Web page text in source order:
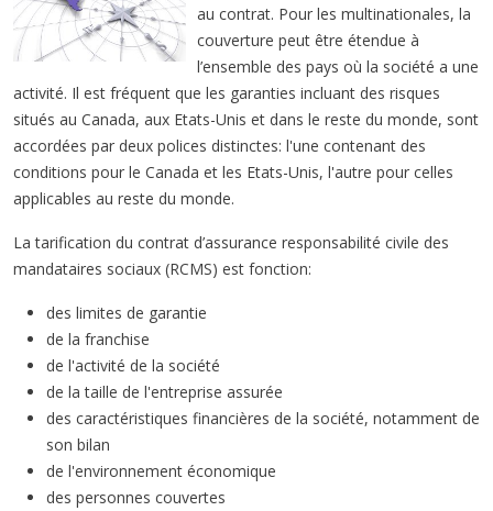
au contrat. Pour les multinationales, la
couverture peut être étendue à
l’ensemble des pays où la société a une
activité. Il est fréquent que les garanties incluant des risques
situés au Canada, aux Etats-Unis et dans le reste du monde, sont
accordées par deux polices distinctes: l'une contenant des
conditions pour le Canada et les Etats-Unis, l'autre pour celles
applicables au reste du monde.
La tarification du contrat d’assurance responsabilité civile des
mandataires sociaux (RCMS) est fonction:
des limites de garantie
de la franchise
de l'activité de la société
de la taille de l'entreprise assurée
des caractéristiques financières de la société, notamment de
son bilan
de l'environnement économique
des personnes couvertes